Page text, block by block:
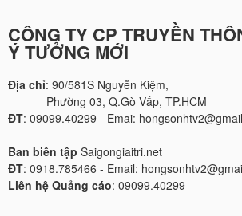
CÔNG TY CP TRUYỀN
Ý TƯỞNG MỚI
Địa chỉ: 90/581S Nguyễn Kiệm,
Phường 03, Q.Gò Vấp, TP.HCM
ĐT: 09099.40299 - Emai:
Ban biên tập Saigongiaitri.net
ĐT: 0918.785466 - Email:
Liên hệ Quảng cáo: 09099.40299